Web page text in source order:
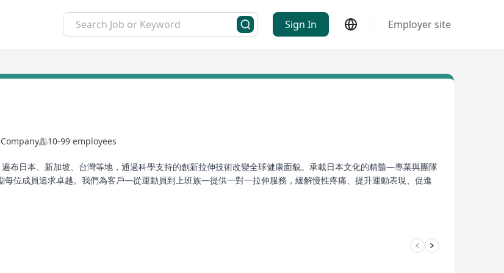
Sign In Employer site
10-99 employees
布日本、新加坡、台灣等地，通過科學支持的創新拉伸技術改變全球健康面貌。承載日本文化的精髓—專業與團隊
位成員追求卓越。我們為客戶—從運動員到上班族—提供一對一拉伸服務，緩解慢性疼痛、提升運動表現、促進